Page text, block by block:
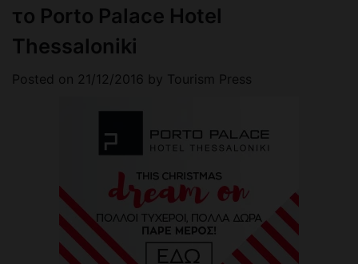
το Porto Palace Hotel
Thessaloniki
Posted on 21/12/2016 by Tourism Press